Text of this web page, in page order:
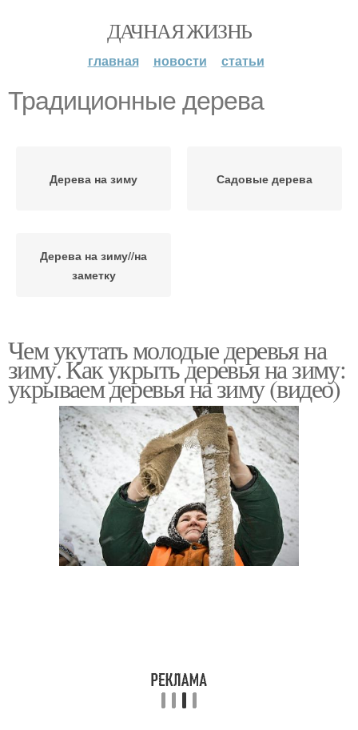
ДАЧНАЯ ЖИЗНЬ
главная новости статьи
Традиционные дерева
Дерева на зиму Садовые дерева
Дерева на зиму//на
заметку
Чем укутать молодые деревья на
зиму. Как укрыть деревья на зиму:
укрываем деревья на зиму (видео)